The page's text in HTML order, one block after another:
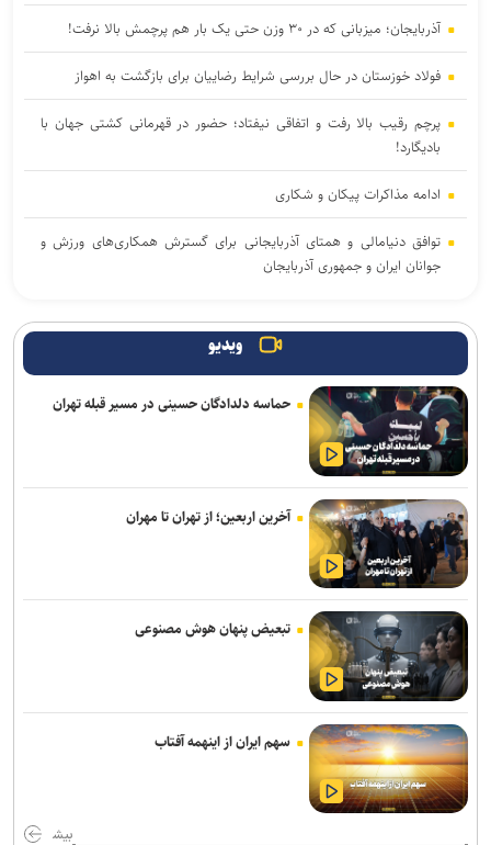
آذربایجان؛ میزبانی که در ۳۰ وزن حتی یک بار هم پرچمش بالا نرفت!
فولاد خوزستان در حال بررسی شرایط رضاییان برای بازگشت به اهواز
پرچم رقیب بالا رفت و اتفاقی نیفتاد؛ حضور در قهرمانی کشتی جهان با
بادیگارد!
ادامه مذاکرات پیکان و شکاری
توافق دنیامالی و همتای آذربایجانی برای گسترش همکاری‌های ورزش و
جوانان ایران و جمهوری آذربایجان
خرید جدید خیبر سر از ذوب‌آهن درآورد
پشت‌پرده بند فسخ قرارداد ۱۰۰ میلیونی استقلال و رضاییان
پایان شایعات در مورد جدایی؛ بیفوما در پرسپولیس ماندنی شد
موضع جدید نساجی درباره ایری و طاهری
سفر مربی جدید استقلال به ایران
استعلام استقلال از فیفا در مورد جذب بازیکن آزاد و پنجره تیم بانوان
واگذاری امتیاز شناورسازی قشم به سازمان منطقه آزاد/ بازگشت اصولی به
مدیریت فوتبال
رکوردهای جهانی یوسفی و نصیری حفظ شد
تور جهانی تنیس صربستان| ادامه پیروزی‌های یزدانی و جدال با نماینده
ویدیو
حماسه دلدادگان حسینی در مسیر قبله تهران
آخرین اربعین؛ از تهران تا مهران
تبعیض پنهان هوش مصنوعی
سهم ایران از اینهمه آفتاب
بیش